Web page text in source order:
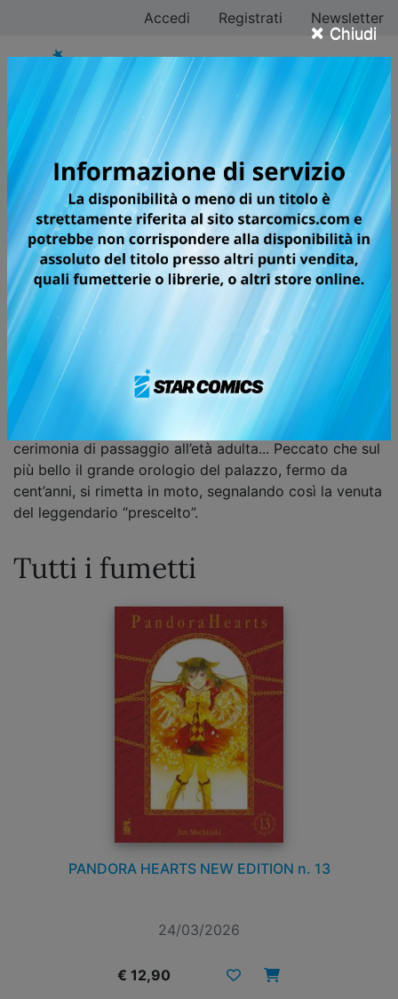
× Chiudi
Accedi Registrati Newsletter
PANDORA HEARTS
NEW EDITION
A GRANDE RICHIESTA,
L'ATTESISSIMA SERIE DI JUN
MOCHIZUKI IN UNA NUOVA
SPLENDIDA EDIZIONE!
Alle soglie dei quindici anni il nobile Oz Vessalius trova
uno strano orologio da taschino e, toccandolo, viene
catapultato in un sogno delirante in cui una misteriosa
ragazza lo minaccia di morte. Tornato in sé, il ragazzo
dimentica l’accaduto e si concentra sulla propria
cerimonia di passaggio all’età adulta... Peccato che sul
più bello il grande orologio del palazzo, fermo da
cent’anni, si rimetta in moto, segnalando così la venuta
del leggendario “prescelto”.
Tutti i fumetti
PANDORA HEARTS NEW EDITION n. 13
24/03/2026
€ 12,90